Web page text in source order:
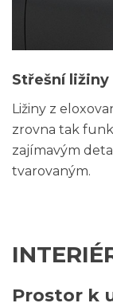
Střešní ližiny
Ližiny z
zrovna tak
zajímavým
tvarovaným.
Prostor k